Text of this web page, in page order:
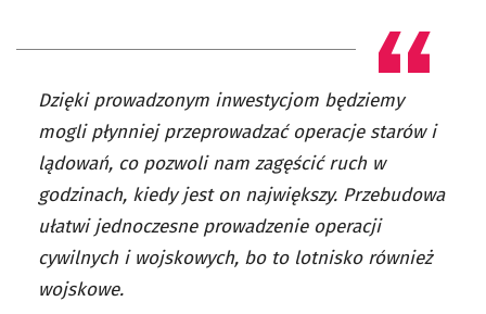
Dzięki prowadzonym inwestycjom będziemy
mogli płynniej przeprowadzać operacje starów i
lądowań, co pozwoli nam zagęścić ruch w
godzinach, kiedy jest on największy. Przebudowa
ułatwi jednoczesne prowadzenie operacji
cywilnych i wojskowych, bo to lotnisko również
wojskowe.